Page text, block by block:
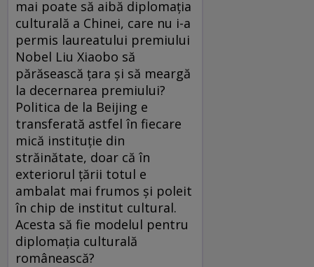
mai poate să aibă diplomaţia
culturală a Chinei, care nu i-a
permis laureatului premiului
Nobel Liu Xiaobo să
părăsească ţara şi să meargă
la decernarea premiului?
Politica de la Beijing e
transferată astfel în fiecare
mică instituţie din
străinătate, doar că în
exteriorul ţării totul e
ambalat mai frumos şi poleit
în chip de institut cultural.
Acesta să fie modelul pentru
diplomaţia culturală
românească?